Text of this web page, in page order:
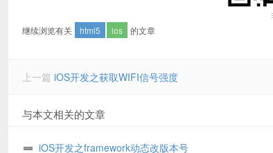
继续浏览有关
html5 ios 的文章
上一篇 iOS开发之获取WIFI信号强度
与本文相关的文章
iOS开发之framework动态改版本号